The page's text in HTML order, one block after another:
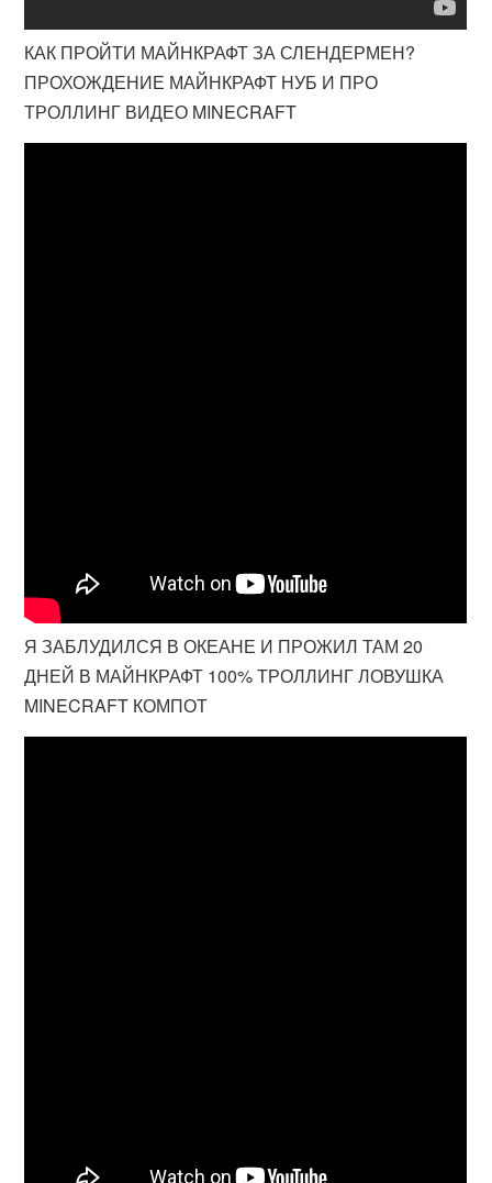
КАК ПРОЙТИ МАЙНКРАФТ ЗА СЛЕНДЕРМЕН?
ПРОХОЖДЕНИЕ МАЙНКРАФТ НУБ И ПРО
ТРОЛЛИНГ ВИДЕО MINECRAFT
Я ЗАБЛУДИЛСЯ В ОКЕАНЕ И ПРОЖИЛ ТАМ 20
ДНЕЙ В МАЙНКРАФТ 100% ТРОЛЛИНГ ЛОВУШКА
MINECRAFT КОМПОТ